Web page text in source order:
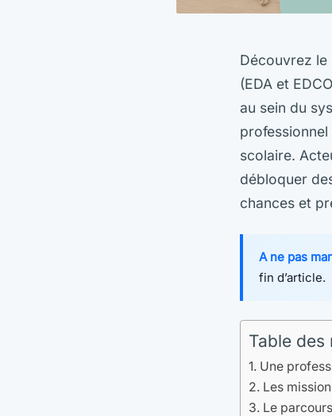
Découvrez le
(EDA et
au sein du
scolaire.
débloquer
chances et
A ne pas
fin d’article.
Table des
Une
Les
Le